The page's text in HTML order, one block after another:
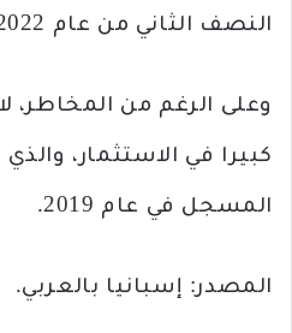
النصف الثاني من عام 2022.
كبيرا في الاستثمار،
المسجل في عام 2019.
المصدر: إسبانيا بالعربي.